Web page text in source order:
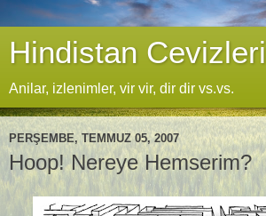
Hindistan Cevizleri
Anilar, izlenimler, vir vir, dir dir vs.vs.
PERŞEMBE, TEMMUZ 05, 2007
Hoop! Nereye Hemserim?